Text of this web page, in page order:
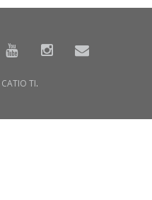
CATIO TI.